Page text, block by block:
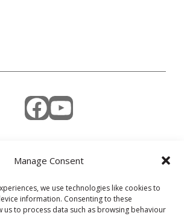
Manage Consent
we use technologies like cookies to
information. Consenting to these
us to process data such as browsing behaviour
Facebook
YouTube
Weekly Newsletter